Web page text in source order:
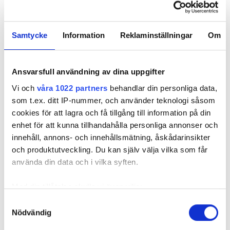
Samtycke Information Reklaminställningar Om
Ansvarsfull användning av dina uppgifter
Vi och våra 1022 partners behandlar din personliga data,
som t.ex. ditt IP-nummer, och använder teknologi såsom
cookies för att lagra och få tillgång till information på din
enhet för att kunna tillhandahålla personliga annonser och
innehåll, annons- och innehållsmätning, åskådarinsikter
och produktutveckling. Du kan själv välja vilka som får
använda din data och i vilka syften.
Med din tillåtelse skulle vi även vilja:
som kan ha en noggrannhet på upp till flera meter
Nödvändig
Prenumerera på vårt nyhetsbrev och få nyheter, tips
och bevakningar rakt ner i inkorgen